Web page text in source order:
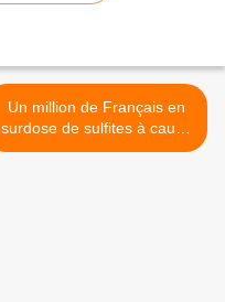
Un million de Français en
surdose de sulfites à cause
du vin >